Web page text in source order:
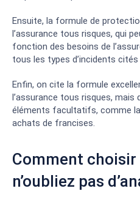
Ensuite, la formule de
l’assurance tous risques, qui
fonction des besoins de
tous les types d’incidents cités
Enfin, on cite la formule
l’assurance tous risques, mais
éléments facultatifs, comme
achats de francises.
Comment choisir
n’oubliez pas